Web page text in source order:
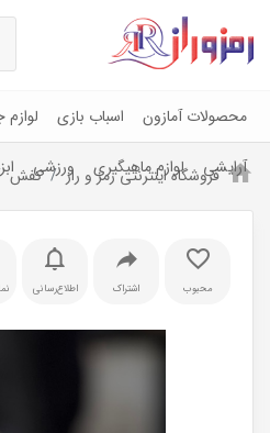
محصولات آمازون اسباب بازی لوازم
آرایشی لوازم ماهیگیری ورزشیفروشگاه اینترنتی رمز و راز کفش
محبوب اشتراک اطلاع‌رسانی